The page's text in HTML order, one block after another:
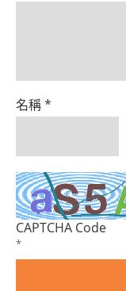
名稱*
CAPTCHA Code
*